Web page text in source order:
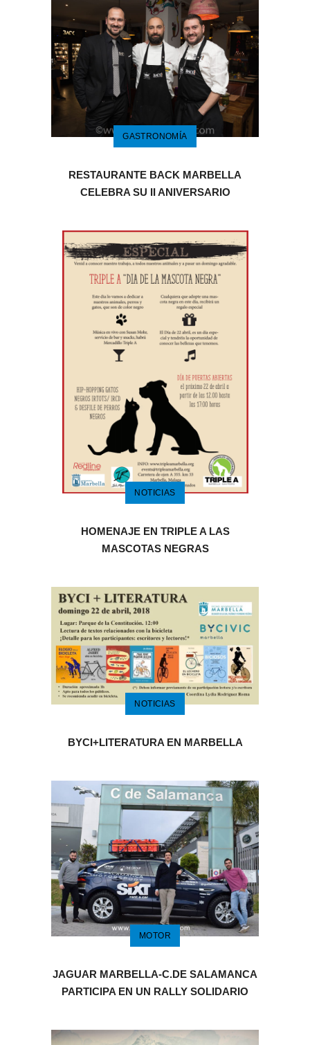
GASTRONOMÍA
RESTAURANTE BACK MARBELLA
CELEBRA SU II ANIVERSARIO
NOTICIAS
HOMENAJE EN TRIPLE A LAS
MASCOTAS NEGRAS
NOTICIAS
BYCI+LITERATURA EN MARBELLA
MOTOR
JAGUAR MARBELLA-C.DE SALAMANCA
PARTICIPA EN UN RALLY SOLIDARIO